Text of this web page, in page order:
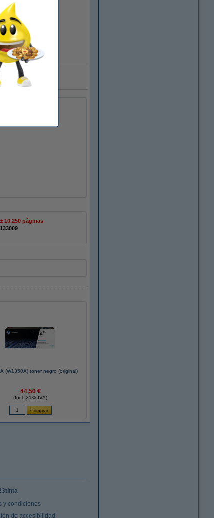
123tinta
± 10.250 páginas
133009
(W1350A) toner negro (original)
44,50 €
(Incl. 21% IVA)
y condiciones
de accesibilidad